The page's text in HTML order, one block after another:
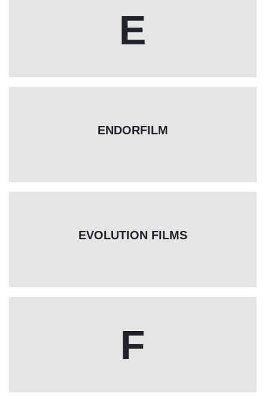
E
ENDORFILM
EVOLUTION FILMS
F